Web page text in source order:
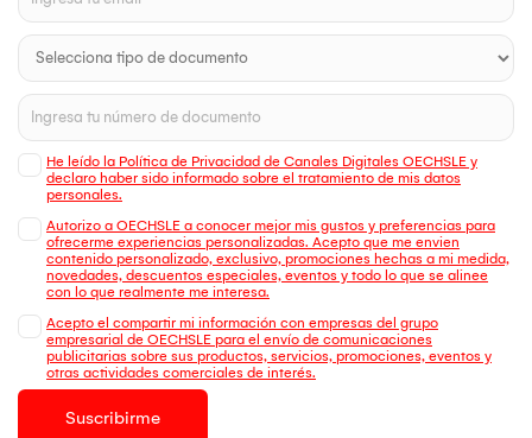
He leído la Política de Privacidad de Canales Digitales OECHSLE y
declaro haber sido informado sobre el tratamiento de mis datos
personales.
Autorizo a OECHSLE a conocer mejor mis gustos y preferencias para
ofrecerme experiencias personalizadas. Acepto que me envien
contenido personalizado, exclusivo, promociones hechas a mi medida,
novedades, descuentos especiales, eventos y todo lo que se alinee
con lo que realmente me interesa.
Acepto el compartir mi información con empresas del grupo
empresarial de OECHSLE para el envío de comunicaciones
publicitarias sobre sus productos, servicios, promociones, eventos y
otras actividades comerciales de interés.
Suscribirme